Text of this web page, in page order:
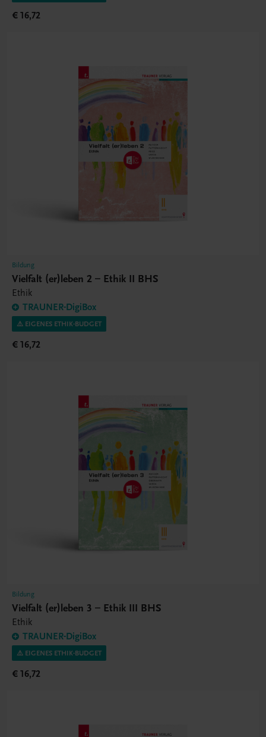
€ 16,72
Bildung
Vielfalt (er)leben 2 – Ethik II BHS
Ethik
TRAUNER-DigiBox
⚠️ EIGENES ETHIK-BUDGET
€ 16,72
Bildung
Vielfalt (er)leben 3 – Ethik III BHS
Ethik
TRAUNER-DigiBox
⚠️ EIGENES ETHIK-BUDGET
€ 16,72